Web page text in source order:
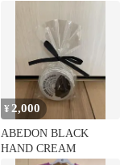
¥ 2,000
ABEDON BLACK
HAND CREAM